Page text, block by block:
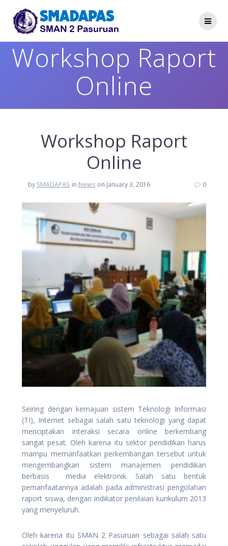
to
content
Workshop Raport
Online
Workshop Raport
Online
by SMADAPAS in News on January 3, 2016 0
Seiring dengan kemajuan sistem Teknologi Informasi
(TI), Internet sebagai salah satu teknologi yang dapat
menciptakan interaksi secara online berkembang
sangat pesat. Oleh karena itu sektor pendidikan harus
mampu memanfaatkan perkembangan tersebut untuk
mengembangkan sistem manajemen pendidikan
berbasis media elektronik. Salah satu bentuk
pemanfaatannya adalah pada administrasi pengolahan
raport siswa, dengan indikator penilaian kurikulum 2013
yang menyeluruh.
Oleh karena itu SMAN 2 Pasuruan sebagai salah satu